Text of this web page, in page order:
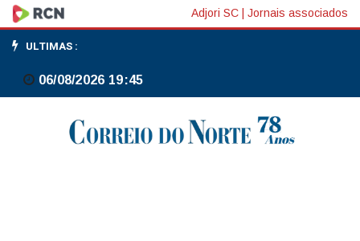
Caso
Master:
corregedor
manda
Adjori SC Jornais associados
ULTIMAS :
06/08/2026 19:45